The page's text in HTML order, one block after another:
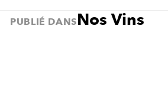
PUBLIÉ DANSNos Vins